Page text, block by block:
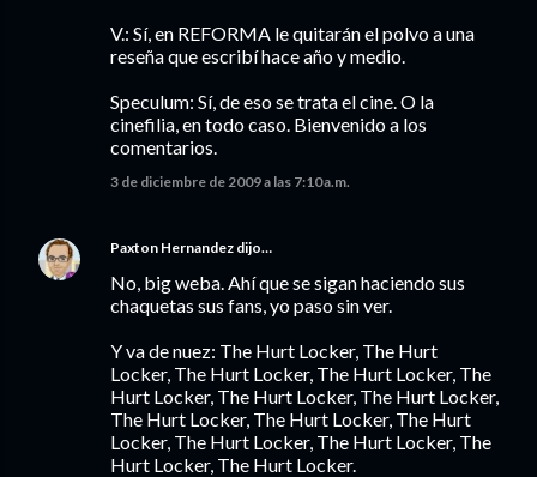
V.: Sí, en REFORMA le quitarán el polvo a una
reseña que escribí hace año y medio.
Speculum: Sí, de eso se trata el cine. O la
cinefilia, en todo caso. Bienvenido a los
comentarios.
3 de diciembre de 2009 a las 7:10 a.m.
Paxton Hernandez dijo…
No, big weba. Ahí que se sigan haciendo sus
chaquetas sus fans, yo paso sin ver.
Y va de nuez: The Hurt Locker, The Hurt
Locker, The Hurt Locker, The Hurt Locker, The
Hurt Locker, The Hurt Locker, The Hurt Locker,
The Hurt Locker, The Hurt Locker, The Hurt
Locker, The Hurt Locker, The Hurt Locker, The
Hurt Locker, The Hurt Locker.